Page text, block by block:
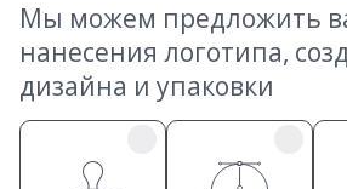
Мы можем предложить
нанесения логотипа,
дизайна и упаковки